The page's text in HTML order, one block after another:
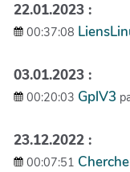
22.01.2023 :
00:37:08
03.01.2023 :
00:20:03 GplV3
23.12.2022 :
00:07:51